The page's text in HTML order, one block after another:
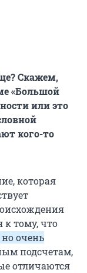
Скажем,
«Большой
или это
кого-то
которая
к тому, что
очень
подсчетам,
отличаются